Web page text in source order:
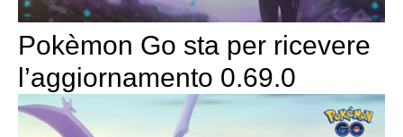
Pokèmon Go sta per ricevere
l’aggiornamento 0.69.0